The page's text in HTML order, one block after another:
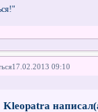
17.02.2013 09:10
Kleopatra